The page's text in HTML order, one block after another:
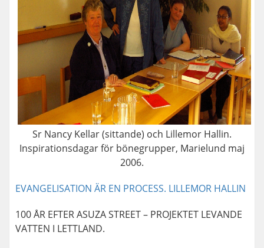
Sr Nancy Kellar (sittande) och Lillemor Hallin.
Inspirationsdagar för bönegrupper, Marielund maj
2006.
EVANGELISATION ÄR EN PROCESS. LILLEMOR HALLIN
100 ÅR EFTER ASUZA STREET – PROJEKTET LEVANDE
VATTEN I LETTLAND.